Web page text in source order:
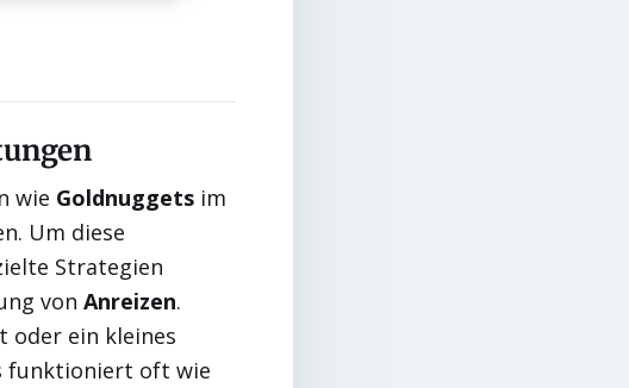
wie Goldnuggets im
Um diese
Strategien
von Anreizen.
oder ein kleines
funktioniert oft wie